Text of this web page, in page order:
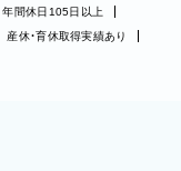
年間休日105日以上
産休・育休取得実績あり